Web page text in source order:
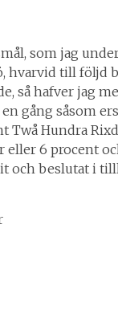
som jag
hvarvid till följd
så hafver jag
gång såsom
Twå Hundra
6 procent
och beslutat i